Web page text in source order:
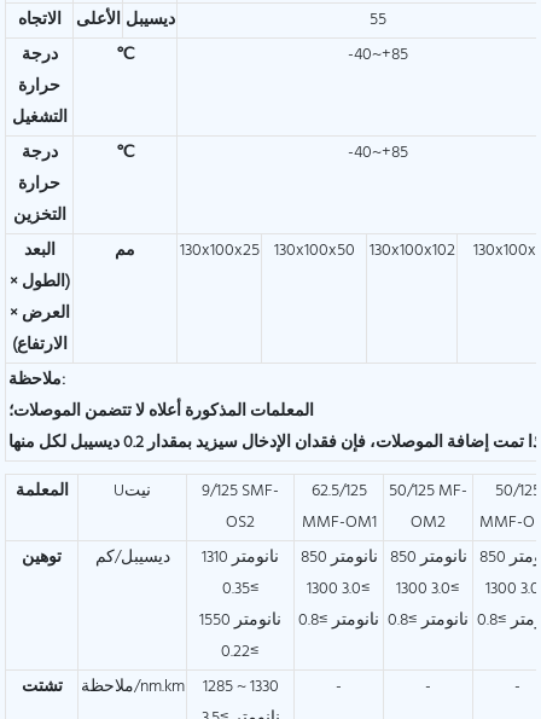
الاتجاه الأعلى ديسيبل
55
درجة
حرارة
التشغيل
℃ -40~+85
درجة
حرارة
التخزين
℃ -40~+85
البعد
(الطول ×
العرض ×
الارتفاع)
مم 130x100x25 130x100x50 130x100x102
ملاحظة:
المعلمات المذكورة أعلاه لا تتضمن الموصلات؛
المعلمة Uنيت
9/125 SMF-
OS2
62.5/125
MMF-OM1
50/125 MF-
OM2
50/125
MMF-
توهين
ديسيبل/كم
1310 نانومتر
≥0.35
1550 نانومتر
≥0.22
850 نانومتر
≥3.0 1300
نانومتر ≥0.8
850 نانومتر
≥3.0 1300
نانومتر ≥0.8
850 نانومتر
≥3.0 1300
≥0.8
تشتت ملاحظة/nm.km
1285 ~ 1330
- - -